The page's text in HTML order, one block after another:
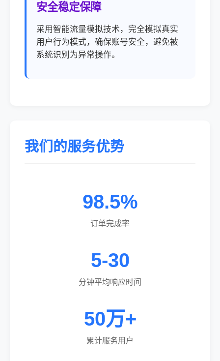
安全稳定保障
采用智能流量模拟技术，完全模拟真实
用户行为模式，确保账号安全，避免被
系统识别为异常操作。
我们的服务优势
98.5%
订单完成率
5-30
分钟平均响应时间
50万+
累计服务用户